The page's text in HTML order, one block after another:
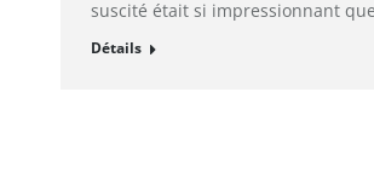
suscité était si impressionnant
Détails